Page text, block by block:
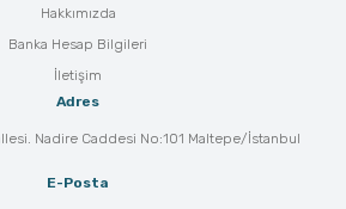
Hakkımızda
Banka Hesap Bilgileri
İletişim
Adres
Nadire Caddesi No:101 Maltepe/İstanbul
E-Posta